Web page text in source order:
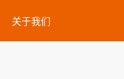
关于我们